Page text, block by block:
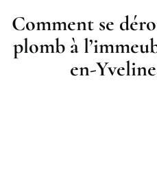
Comment se
plomb à
en-